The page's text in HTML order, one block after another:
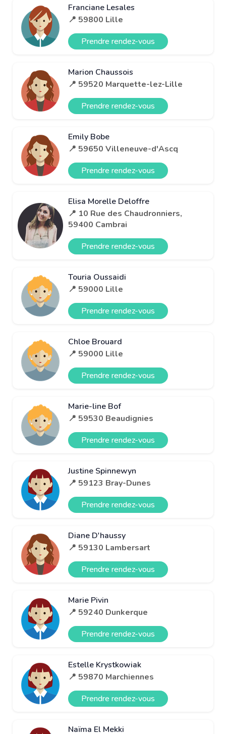
Franciane Lesales
📍 59800 Lille
Prendre rendez-vous
Marion Chaussois
📍 59520 Marquette-lez-Lille
Prendre rendez-vous
Emily Bobe
📍 59650 Villeneuve-d'Ascq
Prendre rendez-vous
Elisa Morelle Deloffre
📍 10 Rue des Chaudronniers,
59400 Cambrai
Prendre rendez-vous
Touria Oussaidi
📍 59000 Lille
Prendre rendez-vous
Chloe Brouard
📍 59000 Lille
Prendre rendez-vous
Marie-line Bof
📍 59530 Beaudignies
Prendre rendez-vous
Justine Spinnewyn
📍 59123 Bray-Dunes
Prendre rendez-vous
Diane D'haussy
📍 59130 Lambersart
Prendre rendez-vous
Marie Pivin
📍 59240 Dunkerque
Prendre rendez-vous
Estelle Krystkowiak
📍 59870 Marchiennes
Prendre rendez-vous
Naïma El Mekki